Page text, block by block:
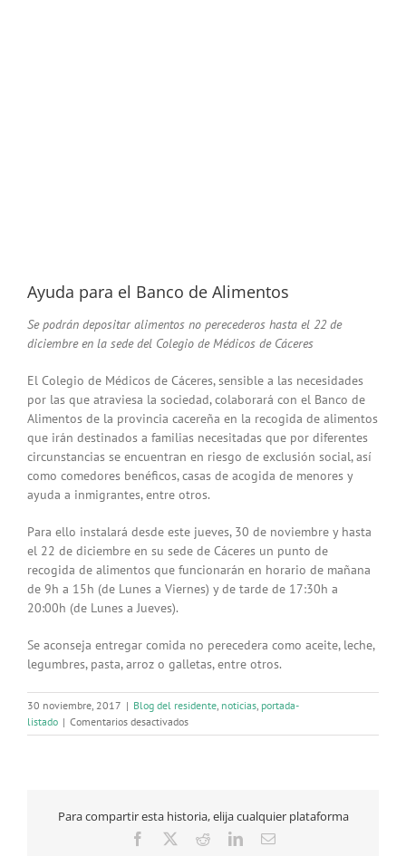
Ayuda para el Banco de Alimentos
Se podrán depositar alimentos no perecederos hasta el 22 de
diciembre en la sede del Colegio de Médicos de Cáceres
El Colegio de Médicos de Cáceres, sensible a las necesidades
por las que atraviesa la sociedad, colaborará con el Banco de
Alimentos de la provincia cacereña en la recogida de alimentos
que irán destinados a familias necesitadas que por diferentes
circunstancias se encuentran en riesgo de exclusión social, así
como comedores benéficos, casas de acogida de menores y
ayuda a inmigrantes, entre otros.
Para ello instalará desde este jueves, 30 de noviembre y hasta
el 22 de diciembre en su sede de Cáceres un punto de
recogida de alimentos que funcionarán en horario de mañana
de 9h a 15h (de Lunes a Viernes) y de tarde de 17:30h a
20:00h (de Lunes a Jueves).
Se aconseja entregar comida no perecedera como aceite, leche,
legumbres, pasta, arroz o galletas, entre otros.
30 noviembre, 2017 | Blog del residente, noticias, portada-
listado | Comentarios desactivadosen
Ayuda
Alimentos
Para compartir esta historia, elija cualquier plataforma
Facebook RedditLinkedInCorreo